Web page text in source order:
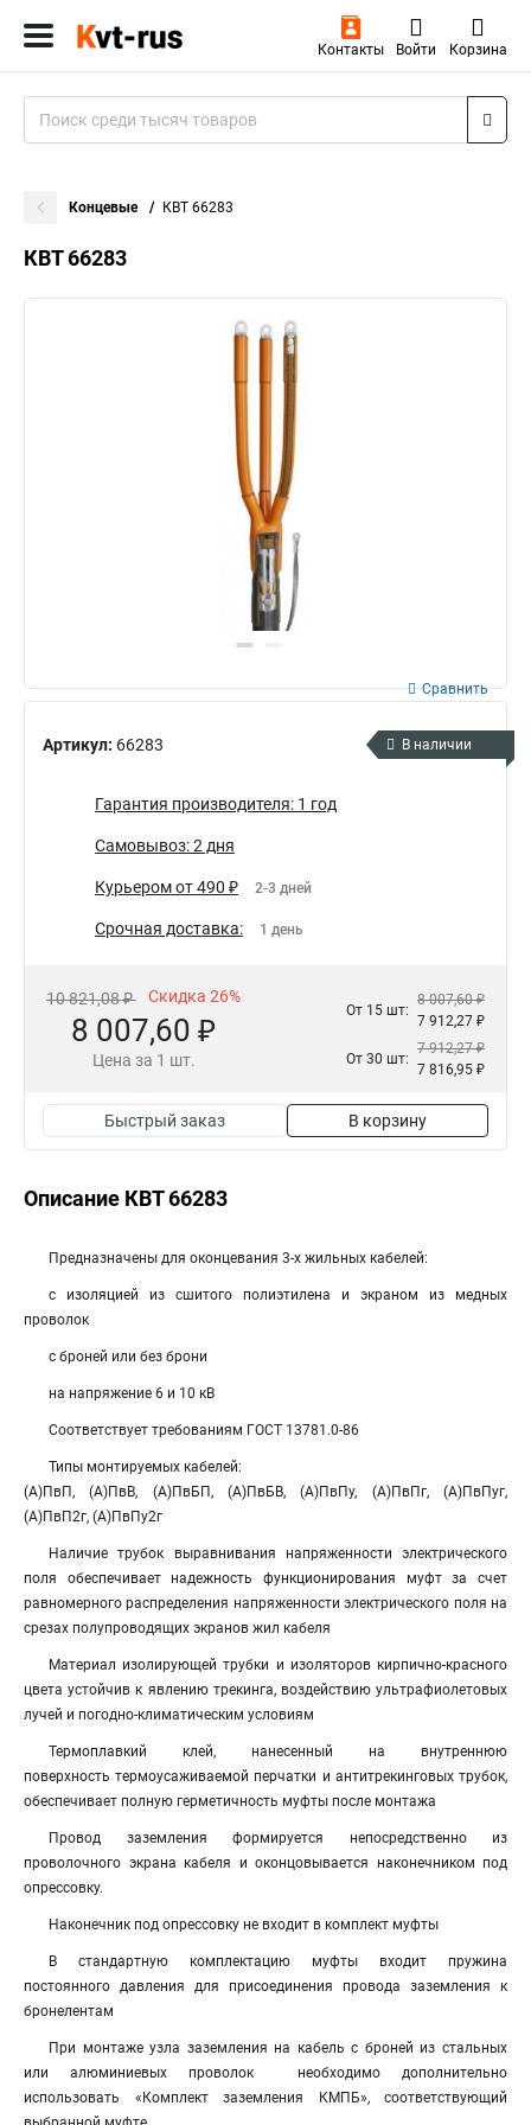
Контакты Войти Корзина
Концевые КВТ 66283
КВТ 66283
Артикул: 66283
Сравнить
В наличии
Гарантия производителя: 1 год
Самовывоз: 2 дня
Курьером от 490 ₽ 2-3 дней
Срочная доставка: 1 день
10 821,08 ₽ Скидка 26%
8 007,60 ₽
Цена за 1 шт.
От 15 шт:
8 007,60 ₽
7 912,27 ₽
От 30 шт:
7 912,27 ₽
7 816,95 ₽
Быстрый заказ В корзину
Описание КВТ 66283
Предназначены для оконцевания 3-х жильных кабелей:
с изоляцией из сшитого полиэтилена и экраном из медных
проволок
с броней или без брони
на напряжение 6 и 10 кВ
Соответствует требованиям ГОСТ 13781.0-86
Типы монтируемых кабелей:
(А)ПвП, (А)ПвВ, (А)ПвБП, (А)ПвБВ, (А)ПвПу, (А)ПвПг, (А)ПвПуг,
(А)ПвП2г, (А)ПвПу2г
Наличие трубок выравнивания напряженности электрического
поля обеспечивает надежность функционирования муфт за счет
равномерного распределения напряженности электрического поля на
срезах полупроводящих экранов жил кабеля
Материал изолирующей трубки и изоляторов кирпично-красного
цвета устойчив к явлению трекинга, воздействию ультрафиолетовых
лучей и погодно-климатическим условиям
Термоплавкий клей, нанесенный на внутреннюю
поверхность термоусаживаемой перчатки и антитрекинговых трубок,
обеспечивает полную герметичность муфты после монтажа
Провод заземления формируется непосредственно из
проволочного экрана кабеля и оконцовывается наконечником под
опрессовку.
Наконечник под опрессовку не входит в комплект муфты
В стандартную комплектацию муфты входит пружина
постоянного давления для присоединения провода заземления к
бронелентам
При монтаже узла заземления на кабель с броней из стальных
или алюминиевых проволок необходимо дополнительно
использовать «Комплект заземления КМПБ», соответствующий